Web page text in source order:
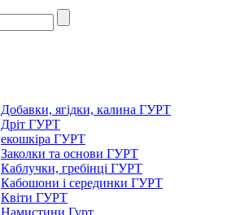
Добавки, ягідки, калина ГУРТ
Дріт ГУРТ
екошкіра ГУРТ
Заколки та основи ГУРТ
Каблучки, гребінці ГУРТ
Кабошони і серединки ГУРТ
Квіти ГУРТ
Намистини Гурт